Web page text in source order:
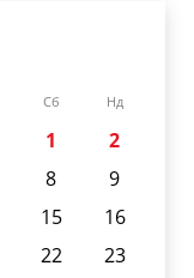
Сб Нд
1
2
8
9
15
16
22
23